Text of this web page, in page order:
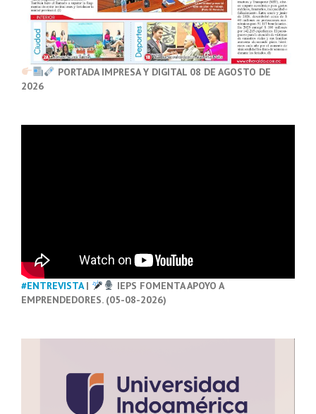
PORTADA IMPRESA Y DIGITAL 08 DE AGOSTO DE
2026
#ENTREVISTA|
IEPS FOMENTA APOYO A
EMPRENDEDORES. (05-08-2026)